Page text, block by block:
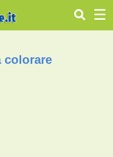
colorare